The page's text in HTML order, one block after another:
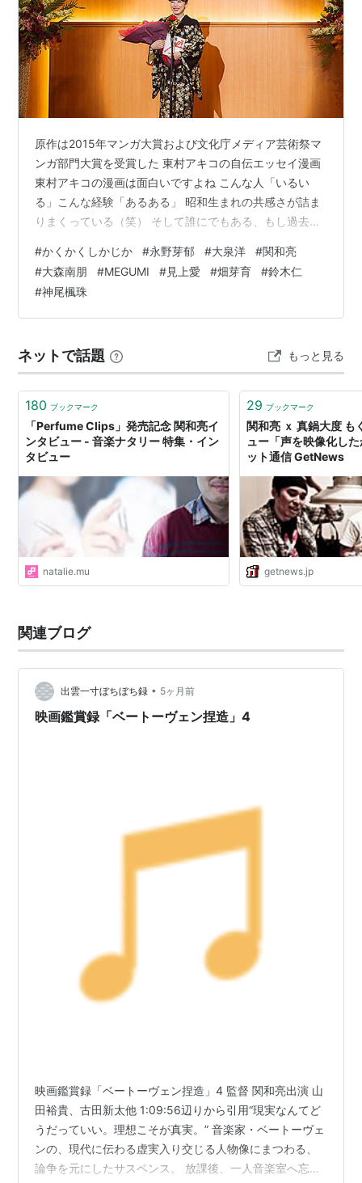
原作は2015年マンガ大賞および文化庁メディア芸術祭マ
ンガ部門大賞を受賞した 東村アキコの自伝エッセイ漫画
東村アキコの漫画は面白いですよね こんな人「いるい
る」こんな経験「あるある」 昭和生まれの共感さが詰ま
りまくっている（笑） そして誰にでもある、もし過去に
コの「マンガ大賞」授賞式からはじまり 記者から「これ
までにご自身の人生に影響を与えた ”恩師”のような方は
いらっしゃいますか？」 という質問を投げかけられたの
をきっかけに 高校時代故郷宮崎で通っていた絵画教室の
のゴミ捨て場に棄てられて…
#かくかくしかじか #永野芽郁 #大泉洋 #関和亮
#大森南朋 #MEGUMI #見上愛 #畑芽育 #鈴木仁
#神尾楓珠
ネットで話題 もっと見る
180 ブックマーク
「Perfume Clips」発売記念 関和亮イ
ンタビュー - 音楽ナタリー 特集・イン
タビュー
natalie.mu
29 ブックマーク
関和亮 ｘ 真鍋大度 も
ュー「声を映像化し
ット通信 GetNews
getnews.jp
関連ブログ
出雲一寸ぼちぼち録 • 5ヶ月前
映画鑑賞録「ベートーヴェン捏造」4
映画鑑賞録「ベートーヴェン捏造」4 監督 関和亮出演 山
田裕貴、古田新太他 1:09:56辺りから引用“現実なんてど
うだっていい。理想こそが真実。” 音楽家・ベートーヴェ
ンの、現代に伝わる虚実入り交じる人物像にまつわる、
論争を元にしたサスペンス。 放課後、一人音楽室へ忘れ